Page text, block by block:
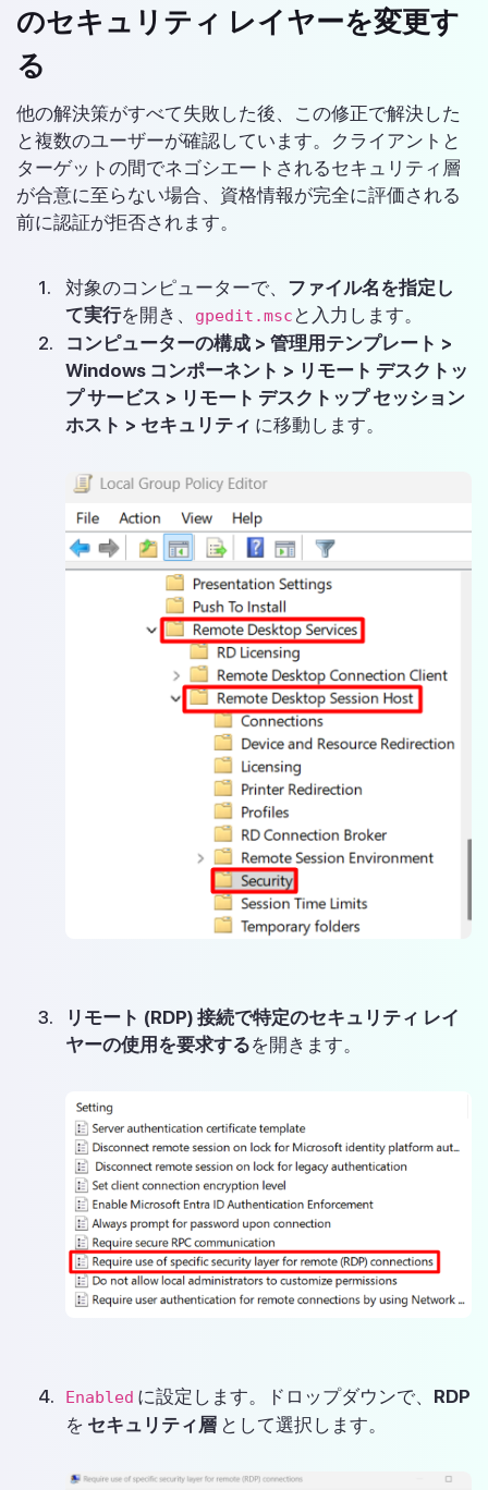
のセキュリティ レイヤーを変更す
る
他の解決策がすべて失敗した後、この修正で解決した
と複数のユーザーが確認しています。クライアントと
ターゲットの間でネゴシエートされるセキュリティ層
が合意に至らない場合、資格情報が完全に評価される
前に認証が拒否されます。
対象のコンピューターで、 ファイル名を指定し
て実行を開き、 gpedit.msc と入力します。
コンピューターの構成 > 管理用テンプレート >
Windows コンポーネント > リモート デスクトッ
プ サービス > リモート デスクトップ セッション
ホスト > セキュリティ に移動します。
リモート (RDP) 接続で特定のセキュリティ レイ
ヤーの使用を要求するを開きます。
Enabled に設定します。ドロップダウンで、 RDP
を セキュリティ層 として選択します。